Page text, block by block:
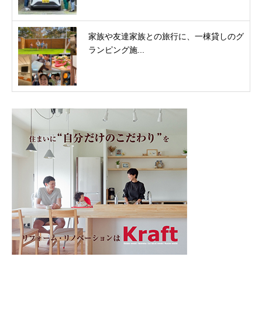
家族や友達家族との旅行に、一棟貸しのグ
ランピング施...